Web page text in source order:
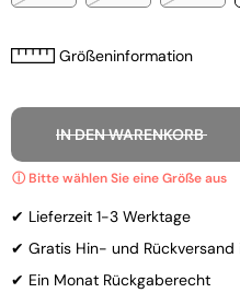
Größeninformation
IN DEN WARENKORB
✔ Lieferzeit 1-3 Werktage
✔ Gratis Hin- und
✔ Ein Monat Rückgaberecht